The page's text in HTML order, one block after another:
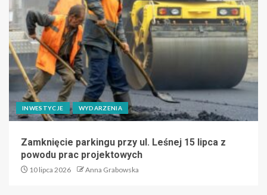
INWESTYCJE WYDARZENIA
Zamknięcie parkingu przy ul. Leśnej 15 lipca z
powodu prac projektowych
10 lipca 2026 Anna Grabowska